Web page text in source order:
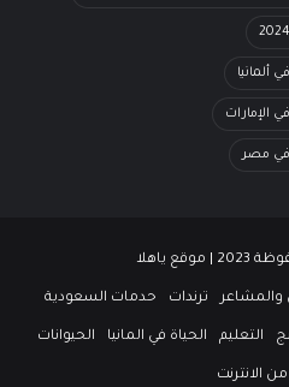
ألمانيا
الإمارات
في مصر
ياهلا
ترندات حدمات السعودية
التعليم الحياة في المانيا الحيوانات
من الانترنت